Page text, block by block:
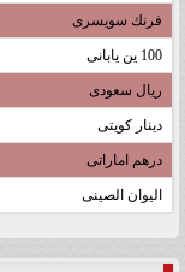
فرنك سويسرى
100 ين يابانى
ريال سعودى
دينار كويتى
درهم اماراتى
اليوان الصينى